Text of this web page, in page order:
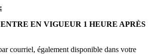
EN VIGUEUR 1 HEURE APRÈS
courriel, également disponible dans votre